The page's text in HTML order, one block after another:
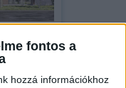
fontos a
hozzá információkhoz